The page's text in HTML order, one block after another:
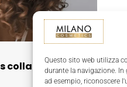
Questo sito web utilizza
durante la navigazione. In
ad esempio, riconoscere
collaudato